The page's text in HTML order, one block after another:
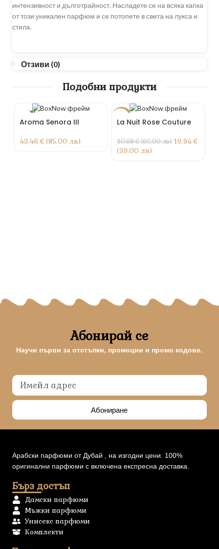
интензивност и дълготрайност. Насладете се на всяка капка
от този уникален парфюм и се потопете в света на лукса и
стилa.
Отзиви (0)
Подобни продукти
РАЗПР
НО
Aroma Senora III
43.46 € (85.00 лв)
La Nuit Rose Couture
30.68 € (60.00 лв) 19.94 €
(39.00 лв)
Абонирай се
Научи първи за отстъпки, промоции и промо кодове.
Абониране
Арабски парфюми от Дубай , на изгодни цени. 100%
оригинални парфюми с включена експресна доставка.
Бърз достъп
Дамски парфюми
Мъжки парфюми
Унисекс парфюми
Комплекти